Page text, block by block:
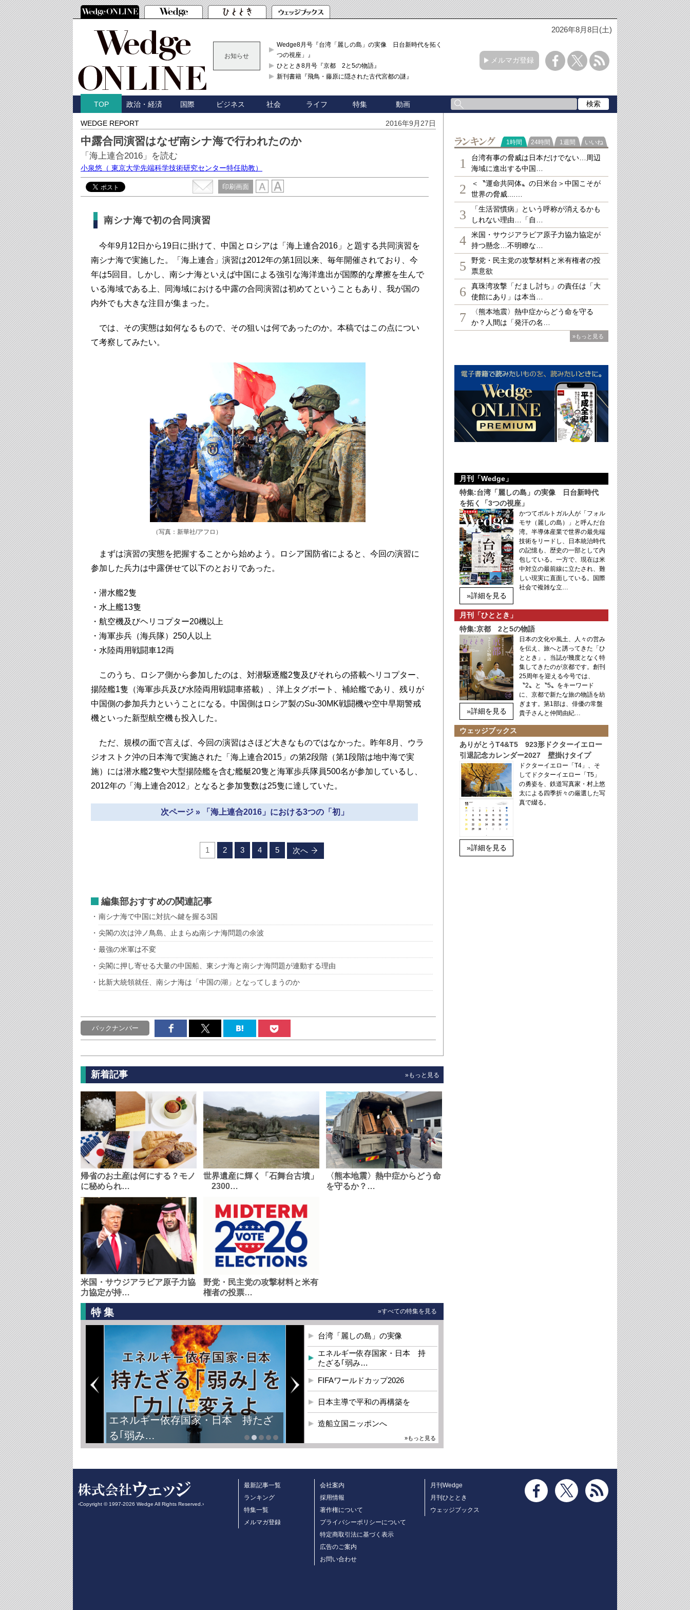
2026年8月8日(土)
お知らせ
Wedge8月号『台湾「麗しの島」の実像 日台新時代を拓く「3
つの視座」』
ひととき8月号『京都 2と5の物語』
新刊書籍『飛鳥・藤原に隠された古代宮都の謎』
メルマガ登録
TOP 政治・経済 国際 ビジネス 社会 ライフ 特集 動画
WEDGE REPORT 2016年9月27日
中露合同演習はなぜ南シナ海で行われたのか
「海上連合2016」を読む
小泉悠 （ 東京大学先端科学技術研究センター特任助教）
印刷画面
南シナ海で初の合同演習
今年9月12日から19日に掛けて、中国とロシアは「海上連合2016」と題する共同演習を
南シナ海で実施した。「海上連合」演習は2012年の第1回以来、毎年開催されており、今
年は5回目。しかし、南シナ海といえば中国による強引な海洋進出が国際的な摩擦を生んで
いる海域である上、同海域における中露の合同演習は初めてということもあり、我が国の
内外でも大きな注目が集まった。
では、その実態は如何なるもので、その狙いは何であったのか。本稿ではこの点につい
て考察してみたい。
（写真：新華社/アフロ）
まずは演習の実態を把握することから始めよう。ロシア国防省によると、今回の演習に
参加した兵力は中露併せて以下のとおりであった。
・潜水艦2隻
・水上艦13隻
・航空機及びヘリコプター20機以上
・海軍歩兵（海兵隊）250人以上
・水陸両用戦闘車12両
このうち、ロシア側から参加したのは、対潜駆逐艦2隻及びそれらの搭載ヘリコプター、
揚陸艦1隻（海軍歩兵及び水陸両用戦闘車搭載）、洋上タグボート、補給艦であり、残りが
中国側の参加兵力ということになる。中国側はロシア製のSu-30MK戦闘機や空中早期警戒
機といった新型航空機も投入した。
ただ、規模の面で言えば、今回の演習はさほど大きなものではなかった。昨年8月、ウラ
ジオストク沖の日本海で実施された「海上連合2015」の第2段階（第1段階は地中海で実
施）には潜水艦2隻や大型揚陸艦を含む艦艇20隻と海軍歩兵隊員500名が参加しているし、
2012年の「海上連合2012」となると参加隻数は25隻に達していた。
次ページ » 「海上連合2016」における3つの「初」
1 2 3 4 5 次へ
編集部おすすめの関連記事
南シナ海で中国に対抗へ鍵を握る3国
尖閣の次は沖ノ鳥島、止まらぬ南シナ海問題の余波
最強の米軍は不変
尖閣に押し寄せる大量の中国船、東シナ海と南シナ海問題が連動する理由
比新大統領就任、南シナ海は「中国の湖」となってしまうのか
バックナンバー
新着記事 »もっと見る
帰省のお土産は何にする？モノ
に秘められ…
世界遺産に輝く「石舞台古墳」
2300…
〈熊本地震〉熱中症からどう命
を守るか？…
米国・サウジアラビア原子力協
力協定が持…
野党・民主党の攻撃材料と米有
権者の投票…
特集 »すべての特集を見る
エネルギー依存国家・日本 持たざ
る｢弱み…
台湾「麗しの島」の実像
エネルギー依存国家・日本 持
たざる｢弱み…
FIFAワールドカップ2026
日本主導で平和の再構築を
造船立国ニッポンへ
»もっと見る
ランキング
1時間 24時間 1週間 いいね
1
台湾有事の脅威は日本だけでない…周辺
海域に進出する中国…
2
＜〝運命共同体〟の日米台＞中国こそが
世界の脅威....…
3
「生活習慣病」という呼称が消えるかも
しれない理由…「自…
4
米国・サウジアラビア原子力協力協定が
持つ懸念…不明瞭な…
5
野党・民主党の攻撃材料と米有権者の投
票意欲
6
真珠湾攻撃「だまし討ち」の責任は「大
使館にあり」は本当…
7
〈熊本地震〉熱中症からどう命を守る
か？人間は「発汗の名…
»もっと見る
月刊「Wedge」
特集:台湾「麗しの島」の実像 日台新時代
を拓く「3つの視座」
»詳細を見る
かつてポルトガル人が「フォル
モサ（麗しの島）」と呼んだ台
湾。半導体産業で世界の最先端
技術をリードし、日本統治時代
の記憶も、歴史の一部として内
包している。一方で、現在は米
中対立の最前線に立たされ、難
しい現実に直面している。国際
社会で複雑な立…
月刊「ひととき」
特集:京都 2と5の物語
»詳細を見る
日本の文化や風土、人々の営み
を伝え、旅へと誘ってきた「ひ
ととき」。当誌が幾度となく特
集してきたのが京都です。創刊
25周年を迎える今号では、
〝2〟と〝5〟をキーワード
に、京都で新たな旅の物語を紡
ぎます。第1部は、俳優の常盤
貴子さんと仲間由紀…
ウェッジブックス
ありがとうT4&T5 923形ドクターイエロー
引退記念カレンダー2027 壁掛けタイプ
»詳細を見る
ドクターイエロー「T4」、そ
してドクターイエロー「T5」
の勇姿を、鉄道写真家・村上悠
太による四季折々の厳選した写
真で綴る。
‹Copyright © 1997-2026 Wedge All Rights Reserved.›
最新記事一覧
ランキング
特集一覧
メルマガ登録
会社案内
採用情報
著作権について
プライバシーポリシーについて
特定商取引法に基づく表示
広告のご案内
お問い合わせ
月刊Wedge
月刊ひととき
ウェッジブックス